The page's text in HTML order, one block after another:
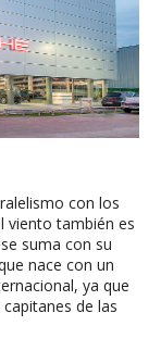
con los
viento también es
se suma con su
nace con un
ya que
de las